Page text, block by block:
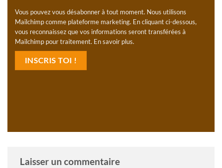
Vous pouvez vous désabonner à tout moment. Nous utilisons
Mailchimp comme plateforme marketing. En cliquant ci-dessous,
vous reconnaissez que vos informations seront transférées à
Mailchimp pour traitement. En savoir plus.
Laisser un commentaire